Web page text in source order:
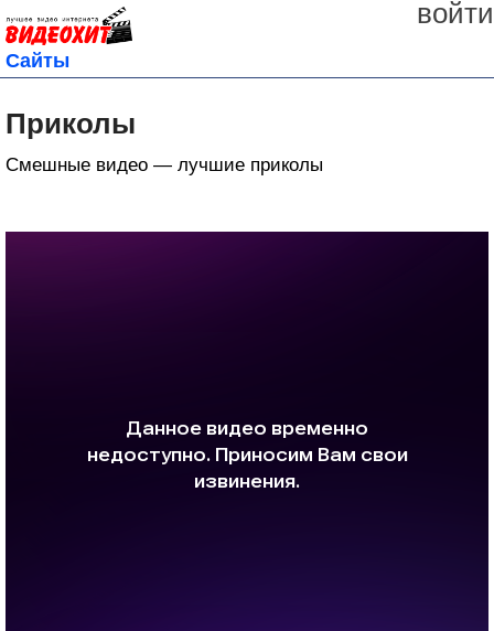
войти
Сайты
Приколы
Смешные видео — лучшие приколы